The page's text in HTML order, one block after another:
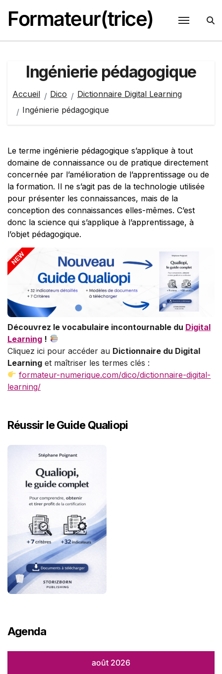
contenu
Formateur(trice)
Ingénierie pédagogique
Accueil Dico
Dictionnaire Digital Learning
Ingénierie pédagogique
Le terme ingénierie pédagogique s’applique à tout
domaine de connaissance ou de pratique directement
concernée par l’amélioration de l’apprentissage ou de
la formation. Il ne s’agit pas de la technologie utilisée
pour présenter les connaissances, mais de la
conception des connaissances elles-mêmes. C’est
donc la science qui s’applique à l’apprentissage, à
l’objet pédagogique.
Découvrez le vocabulaire incontournable du Digital
Learning !
Cliquez ici pour accéder au Dictionnaire du Digital
Learning et maîtriser les termes clés :
formateur-numerique.com/dico/dictionnaire-digital-
learning/
Réussir le Guide Qualiopi
Agenda
août 2026